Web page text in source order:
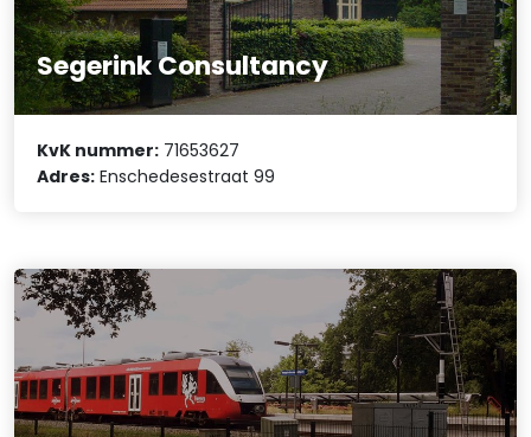
Segerink Consultancy
KvK nummer: 71653627
Adres: Enschedesestraat 99